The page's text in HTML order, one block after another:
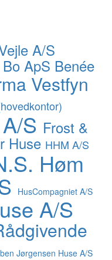
A/S
ApS Benée
Vestfyn
S Frost &
Huse HHM A/S
Høm
HusCompagniet A/S
A/S
Jørgensen Huse A/S